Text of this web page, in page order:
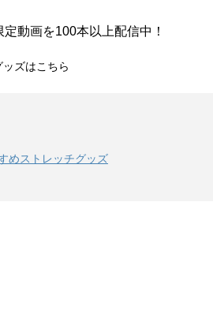
動画を100本以上配信中！
ズはこちら
めストレッチグッズ